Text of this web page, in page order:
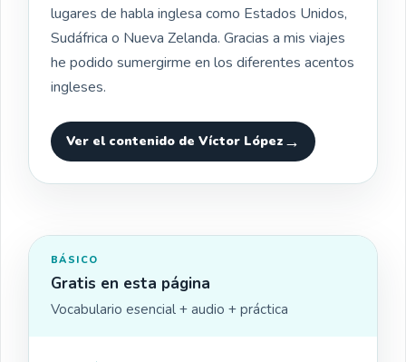
lugares de habla inglesa como Estados Unidos,
Sudáfrica o Nueva Zelanda. Gracias a mis viajes
he podido sumergirme en los diferentes acentos
ingleses.
Ver el contenido de Víctor López
BÁSICO
Gratis en esta página
Vocabulario esencial + audio + práctica